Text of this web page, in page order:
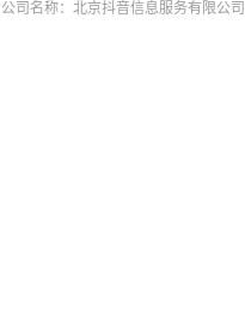
公司名称：北京抖音信息服务有限公司